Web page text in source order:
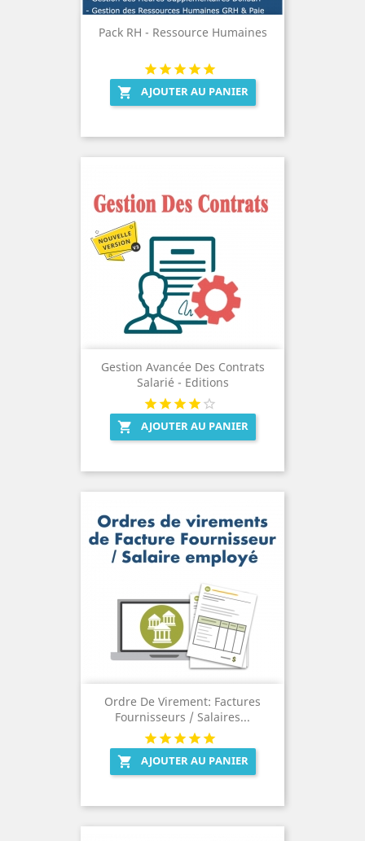
Pack RH - Ressource Humaines
 AJOUTER AU PANIER
Gestion Avancée Des Contrats
Salarié - Editions
 AJOUTER AU PANIER
Ordre De Virement: Factures
Fournisseurs / Salaires...
 AJOUTER AU PANIER